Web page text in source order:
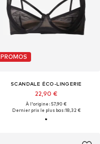
PROMOS
SCANDALE ÉCO-LINGERIE
22,90 €
À l'origine : 57,90 €
Dernier prix le plus bas :18,32 €